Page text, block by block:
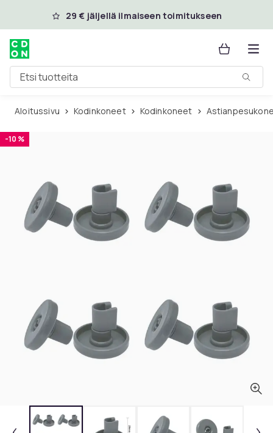
Ohita ja siirry pääsisältöön
29 € jäljellä ilmaiseen toimitukseen
Etsi tuotteita
Aloitussivu Kodinkoneet Kodinkoneet
-10 %